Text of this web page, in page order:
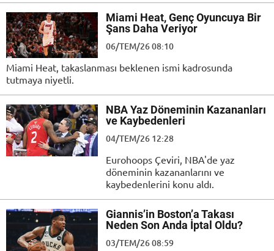
Miami Heat, Genç Oyuncuya Bir
Şans Daha Veriyor
06/TEM/26 08:10
Miami Heat, takaslanması beklenen ismi kadrosunda
tutmaya niyetli.
NBA Yaz Döneminin Kazananları
ve Kaybedenleri
04/TEM/26 12:28
Eurohoops Çeviri, NBA'de yaz
döneminin kazananlarını ve
kaybedenlerini konu aldı.
Giannis’in Boston’a Takası
Neden Son Anda İptal Oldu?
03/TEM/26 08:59